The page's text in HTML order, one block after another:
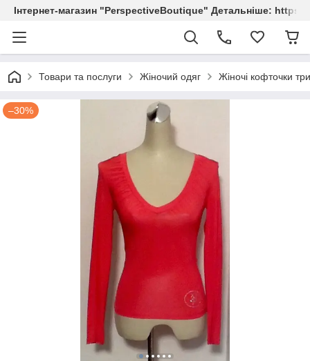
Інтернет-магазин "PerspectiveBoutique" Детальніше:
Товари та послуги Жіночий одяг Жіночі кофточки
–30%